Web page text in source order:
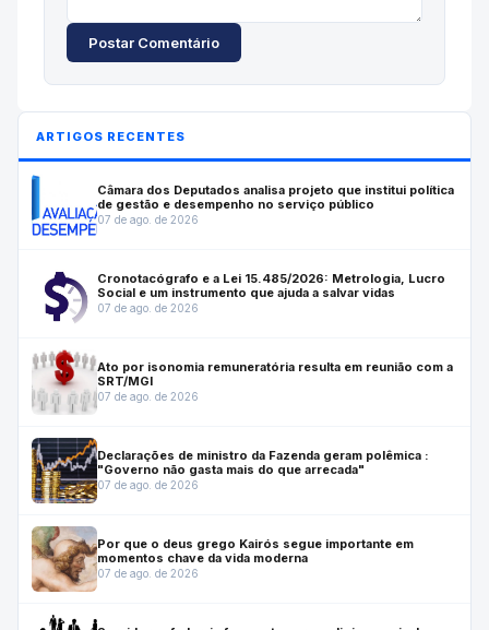
Postar Comentário
ARTIGOS RECENTES
Câmara dos Deputados analisa projeto que institui política
de gestão e desempenho no serviço público
07 de ago. de 2026
Cronotacógrafo e a Lei 15.485/2026: Metrologia, Lucro
Social e um instrumento que ajuda a salvar vidas
07 de ago. de 2026
Ato por isonomia remuneratória resulta em reunião com a
SRT/MGI
07 de ago. de 2026
Declarações de ministro da Fazenda geram polêmica :
"Governo não gasta mais do que arrecada"
07 de ago. de 2026
Por que o deus grego Kairós segue importante em
momentos chave da vida moderna
07 de ago. de 2026